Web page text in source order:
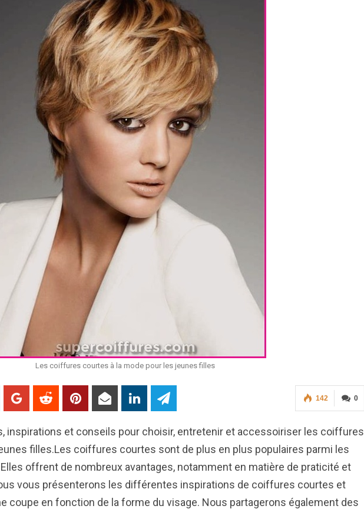
Les coiffures courtes à la mode pour les jeunes filles
0
142
inspirations et conseils pour choisir, entretenir et accessoiriser les coiffures
filles.Les coiffures courtes sont de plus en plus populaires parmi les
offrent de nombreux avantages, notamment en matière de praticité et
vous présenterons les différentes inspirations de coiffures courtes et
coupe en fonction de la forme du visage. Nous partagerons également des
Idées De Cheveux Bleu Ombre
66 Pixie Cuts Pour Cheveux Épais /